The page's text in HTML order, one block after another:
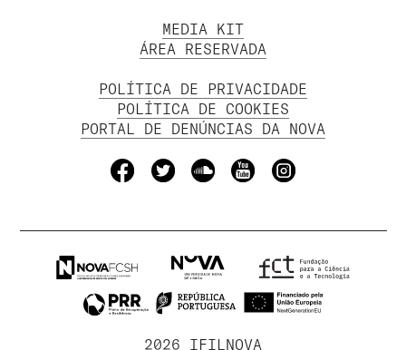
MEDIA KIT
ÁREA RESERVADA
POLÍTICA DE PRIVACIDADE
POLÍTICA DE COOKIES
PORTAL DE DENÚNCIAS DA NOVA
2026 IFILNOVA